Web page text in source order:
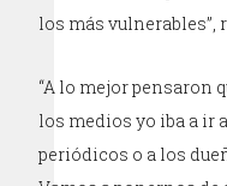
los más vulnerables”,
“A lo mejor pensaron
los medios yo iba a ir
periódicos o a los